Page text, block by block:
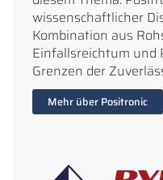
wissenschaftlicher
Kombination aus
Einfallsreichtum und
Grenzen der
Mehr über Positronic